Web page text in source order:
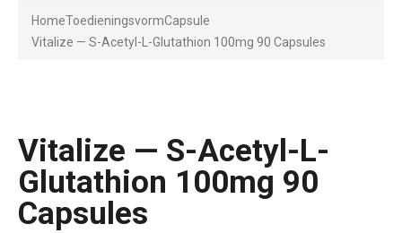
HomeToedieningsvormCapsule
Vitalize — S-Acetyl-L-Glutathion 100mg 90 Capsules
Vitalize — S-Acetyl-L-
Glutathion 100mg 90
Capsules